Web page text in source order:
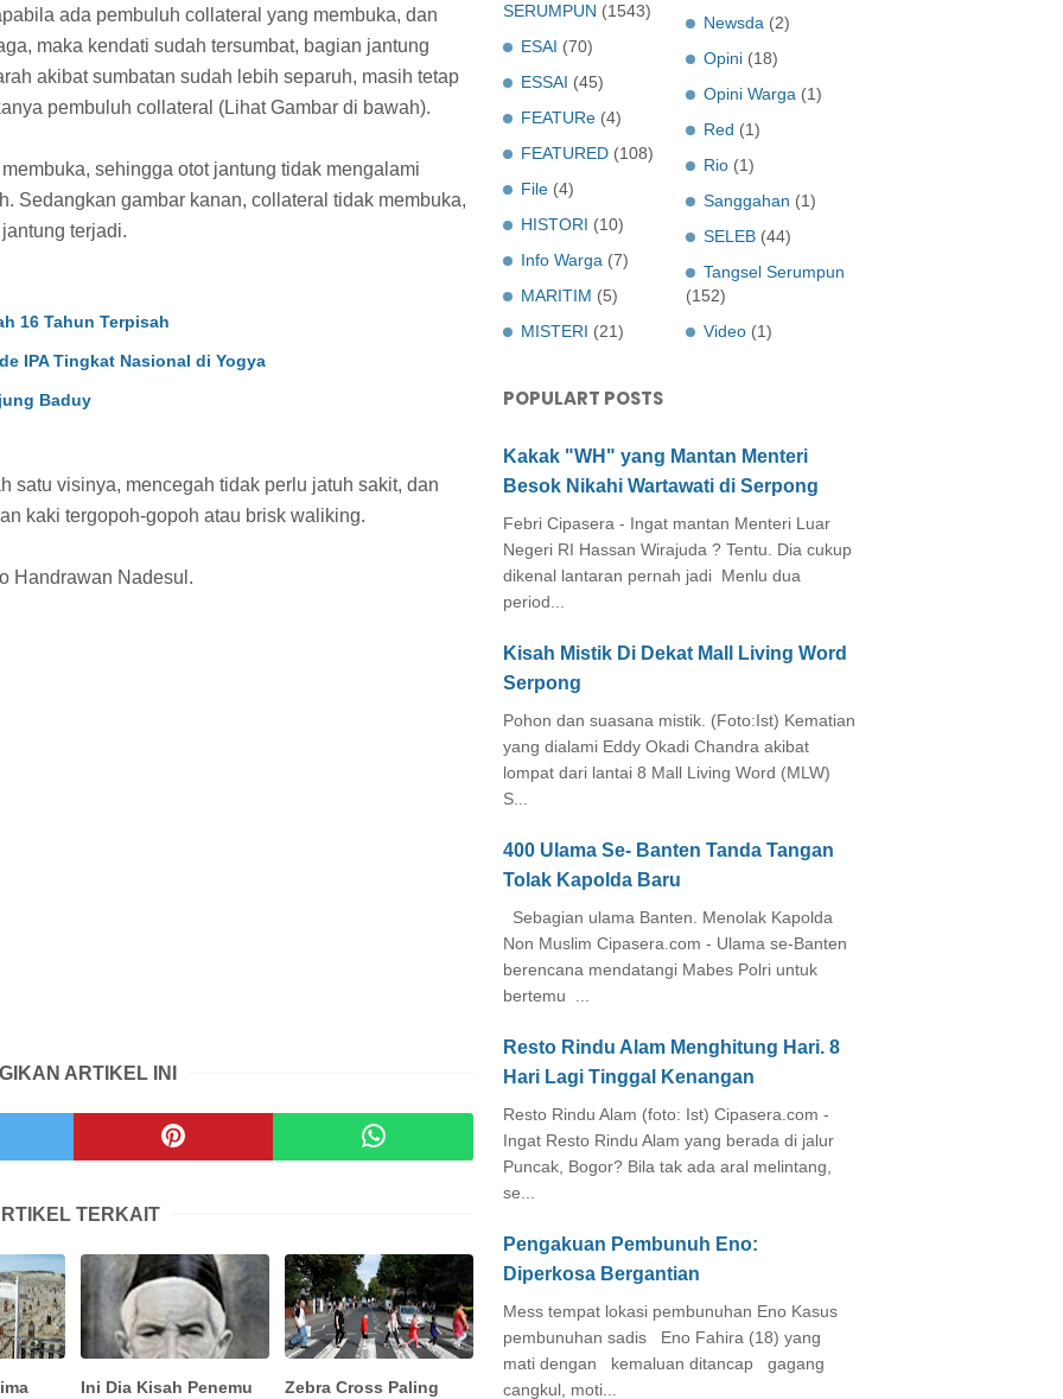
ada pembuluh collateral yang membuka, dan
maka kendati sudah tersumbat, bagian jantung
akibat sumbatan sudah lebih separuh, masih tetap
pembuluh collateral (Lihat Gambar di bawah).
sehingga otot jantung tidak mengalami
Sedangkan gambar kanan, collateral tidak membuka,
terjadi.
16 Tahun Terpisah
IPA Tingkat Nasional di Yogya
Baduy
satu visinya, mencegah tidak perlu jatuh sakit, dan
kaki tergopoh-gopoh atau brisk waliking.
ARTIKEL INI
TERKAIT
Ini Dia Kisah Penemu
Zebra Cross Paling
SERUMPUN (1543)
ESAI (70)
ESSAI (45)
FEATURe (4)
FEATURED (108)
File (4)
HISTORI (10)
Info Warga (7)
MARITIM (5)
MISTERI (21)
Newsda (2)
Opini (18)
Opini Warga (1)
Red (1)
Rio (1)
Sanggahan (1)
SELEB (44)
Tangsel Serumpun
(152)
Video (1)
POPULART POSTS
Kakak "WH" yang Mantan Menteri
Besok Nikahi Wartawati di Serpong
Febri Cipasera - Ingat mantan Menteri Luar
Negeri RI Hassan Wirajuda ? Tentu. Dia cukup
dikenal lantaran pernah jadi Menlu dua
period...
Kisah Mistik Di Dekat Mall Living Word
Serpong
Pohon dan suasana mistik. (Foto:Ist) Kematian
yang dialami Eddy Okadi Chandra akibat
lompat dari lantai 8 Mall Living Word (MLW)
S...
400 Ulama Se- Banten Tanda Tangan
Tolak Kapolda Baru
Sebagian ulama Banten. Menolak Kapolda
Non Muslim Cipasera.com - Ulama se-Banten
berencana mendatangi Mabes Polri untuk
bertemu ...
Resto Rindu Alam Menghitung Hari. 8
Hari Lagi Tinggal Kenangan
Resto Rindu Alam (foto: Ist) Cipasera.com -
Ingat Resto Rindu Alam yang berada di jalur
Puncak, Bogor? Bila tak ada aral melintang,
se...
Pengakuan Pembunuh Eno:
Diperkosa Bergantian
Mess tempat lokasi pembunuhan Eno Kasus
pembunuhan sadis Eno Fahira (18) yang
mati dengan kemaluan ditancap gagang
cangkul, moti...